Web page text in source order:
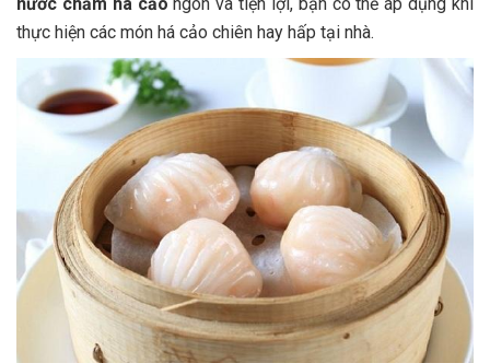
thực hiện các món há cảo chiên hay hấp tại nhà.